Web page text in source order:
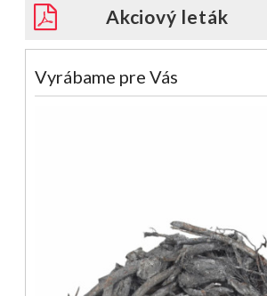
Akciový leták
Vyrábame pre Vás